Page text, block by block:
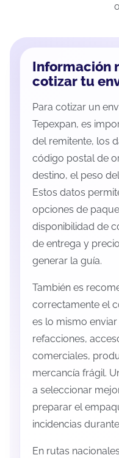
Información
cotizar tu
Para cotizar un
Tepexpan, es
del remitente, los
código postal de
destino, el peso
Estos datos
opciones de
disponibilidad de
de entrega y
generar la guía.
También es
correctamente el
es lo mismo
refacciones,
comerciales,
mercancía frágil.
a seleccionar
preparar el
incidencias
En rutas